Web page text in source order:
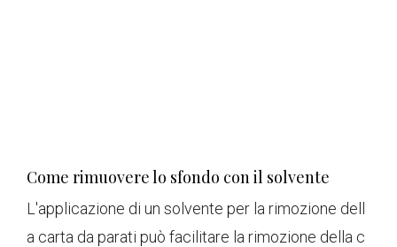
Come rimuovere lo sfondo con il solvente
L'applicazione di un solvente per la rimozione dell
a carta da parati può facilitare la rimozione della c